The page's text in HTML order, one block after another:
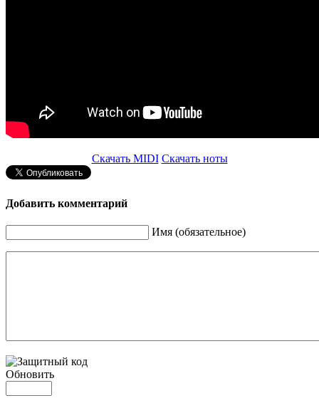
Скачать MIDI Скачать ноты
Добавить комментарий
Имя (обязательное)
Обновить